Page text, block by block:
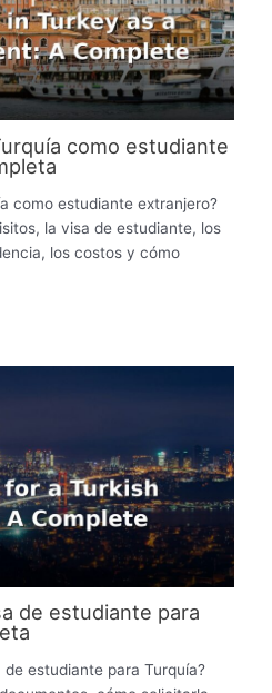
como estudiante
como estudiante extranjero?
la visa de estudiante, los
los costos y cómo
de estudiante para
estudiante para Turquía?